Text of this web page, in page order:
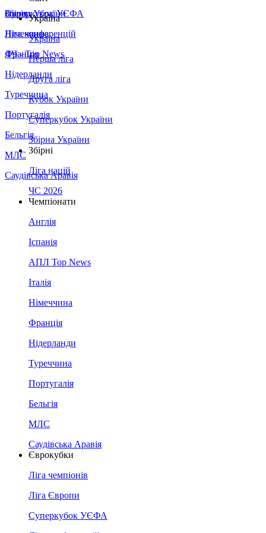
Збірна України
Італія
Німеччина
Франція
Нідерланди
Туреччина
Португалія
Бельгія
МЛС
Саудівська Аравія
Суперкубок УЄФА
Ліга конференцій
ЛЧ - Top News
Україна
Україна
Перша ліга
Друга ліга
Кубок України
Суперкубок України
Збірна України
Збірні
Ліга націй
ЧС 2026
Чемпіонати
Англія
Іспанія
АПЛ Top News
Італія
Німеччина
Франція
Нідерланди
Туреччина
Португалія
Бельгія
МЛС
Саудівська Аравія
Єврокубки
Ліга чемпіонів
Ліга Європи
Суперкубок УЄФА